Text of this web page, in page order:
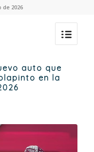
de 2026
auto que
en la